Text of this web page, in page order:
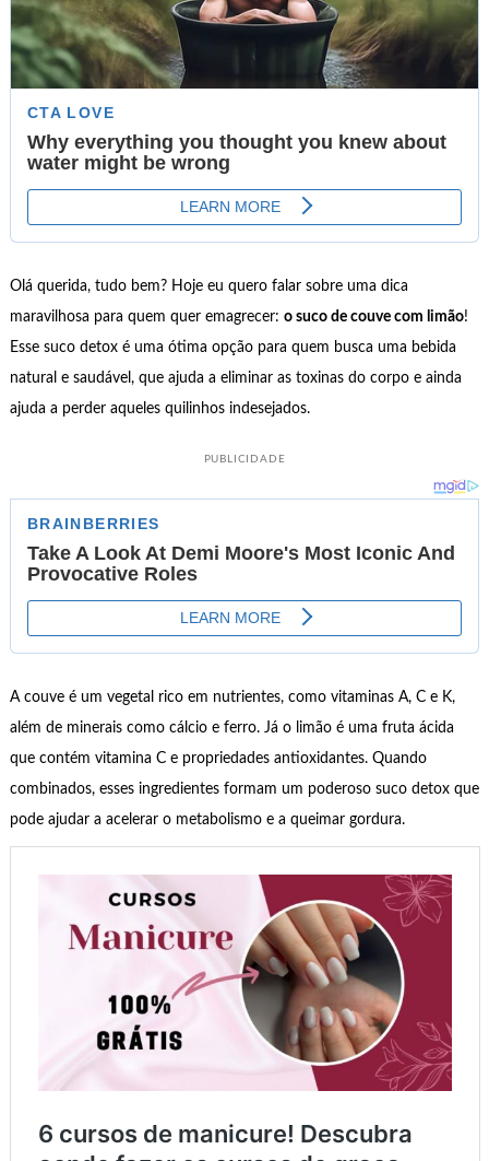
Olá querida, tudo bem? Hoje eu quero falar sobre uma dica
maravilhosa para quem quer emagrecer: o suco de couve com limão!
Esse suco detox é uma ótima opção para quem busca uma bebida
natural e saudável, que ajuda a eliminar as toxinas do corpo e ainda
ajuda a perder aqueles quilinhos indesejados.
PUBLICIDADE
A couve é um vegetal rico em nutrientes, como vitaminas A, C e K,
além de minerais como cálcio e ferro. Já o limão é uma fruta ácida
que contém vitamina C e propriedades antioxidantes. Quando
combinados, esses ingredientes formam um poderoso suco detox que
pode ajudar a acelerar o metabolismo e a queimar gordura.